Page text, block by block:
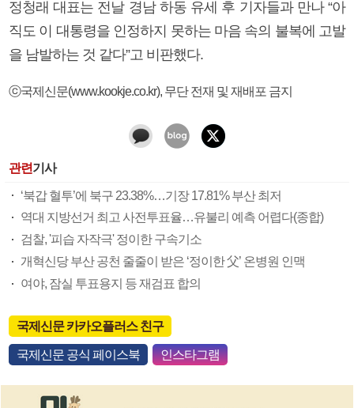
정청래 대표는 전날 경남 하동 유세 후 기자들과 만나 “아
직도 이 대통령을 인정하지 못하는 마음 속의 불복에 고발
을 남발하는 것 같다”고 비판했다.
ⓒ국제신문(www.kookje.co.kr), 무단 전재 및 재배포 금지
관련기사
‘북갑 혈투’에 북구 23.38%…기장 17.81% 부산 최저
역대 지방선거 최고 사전투표율…유불리 예측 어렵다(종합)
검찰, '피습 자작극' 정이한 구속기소
개혁신당 부산 공천 줄줄이 받은 ‘정이한 父’ 온병원 인맥
여야, 잠실 투표용지 등 재검표 합의
국제신문 카카오플러스 친구
국제신문 공식 페이스북 인스타그램